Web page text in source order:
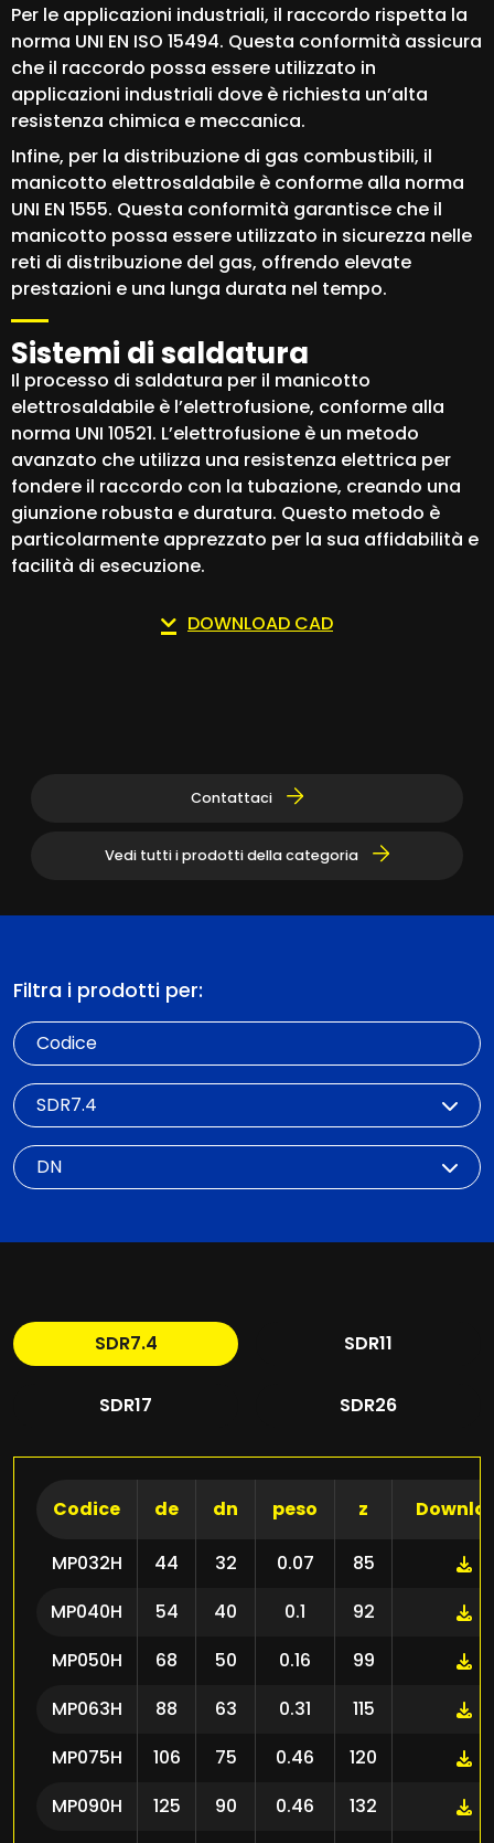
Per le applicazioni industriali, il raccordo rispetta la
norma UNI EN ISO 15494. Questa conformità assicura
che il raccordo possa essere utilizzato in
applicazioni industriali dove è richiesta un’alta
resistenza chimica e meccanica.
Infine, per la distribuzione di gas combustibili, il
manicotto elettrosaldabile è conforme alla norma
UNI EN 1555. Questa conformità garantisce che il
manicotto possa essere utilizzato in sicurezza nelle
reti di distribuzione del gas, offrendo elevate
prestazioni e una lunga durata nel tempo.
Sistemi di saldatura
Il processo di saldatura per il manicotto
elettrosaldabile è l’elettrofusione, conforme alla
norma UNI 10521. L’elettrofusione è un metodo
avanzato che utilizza una resistenza elettrica per
fondere il raccordo con la tubazione, creando una
giunzione robusta e duratura. Questo metodo è
particolarmente apprezzato per la sua affidabilità e
facilità di esecuzione.
DOWNLOAD CAD
Contattaci
Vedi tutti i prodotti della categoria
Filtra i prodotti per:
Codice
SDR
DN
SDR7.4 SDR11
SDR17 SDR26
Codice de dn peso z
MP032H 44 32 0.07
85
MP040H
54 40 0.1
92
MP050H
68 50 0.16
99
MP063H
88 63 0.31
115
MP075H
106 75 0.46
120
MP090H
125 90 0.46
132